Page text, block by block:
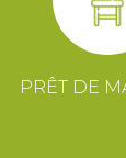
PRÊT DE